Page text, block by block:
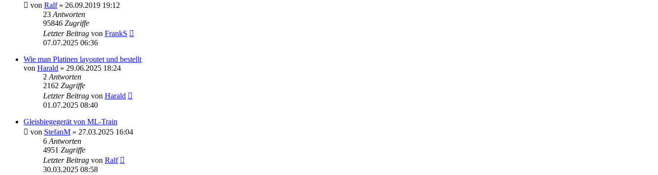
von Ralf» 26.09.2019 19:12
23 Antworten
95846 Zugriffe
Letzter Beitrag von FrankS
07.07.2025 06:36
Wie man Platinen layoutet und bestellt
von Harald » 29.06.2025 18:24
2 Antworten
2162 Zugriffe
Letzter Beitrag von Harald
01.07.2025 08:40
Gleisbiegegerät von ML-Train
von StefanM » 27.03.2025 16:04
6 Antworten
4951 Zugriffe
Letzter Beitrag von Ralf
30.03.2025 08:58